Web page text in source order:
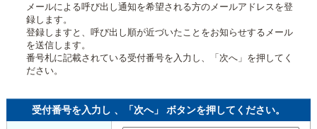
区役所フロアマップ
メールによる呼び出し通知を希望される方のメールアドレスを登
録します。
登録しますと、呼び出し順が近づいたことをお知らせするメール
を送信します。
番号札に記載されている受付番号を入力し、「次へ」を押してく
ださい。
受付番号を入力し 、「次へ」 ボタンを押してください。